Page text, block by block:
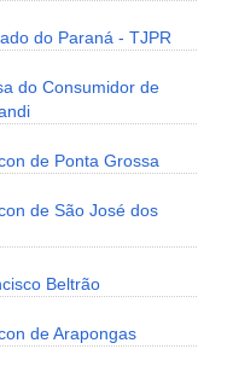
do Paraná - TJPR
do Consumidor de
de Ponta Grossa
de São José dos
Beltrão
de Arapongas